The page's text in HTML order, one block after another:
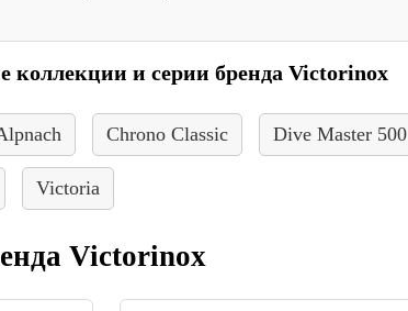
коллекции и серии бренда Victorinox
Chrono Classic Dive Master 500
Victoria
Victorinox